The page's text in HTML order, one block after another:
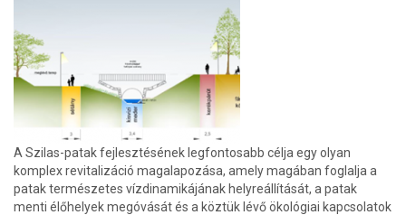
A Szilas-patak fejlesztésének legfontosabb célja egy olyan
komplex revitalizáció magalapozása, amely magában foglalja a
patak természetes vízdinamikájának helyreállítását, a patak
menti élőhelyek megóvását és a köztük lévő ökológiai kapcsolatok